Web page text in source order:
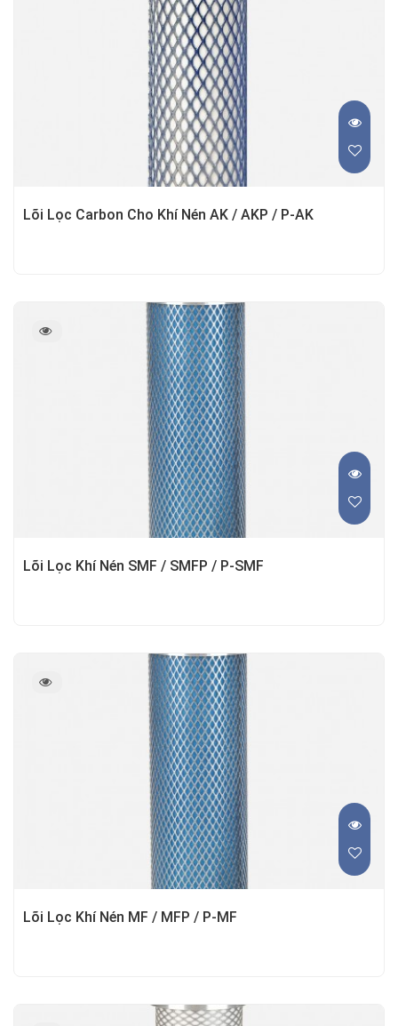
Lõi Lọc Carbon Cho Khí Nén AK / AKP / P-AK
Lõi Lọc Khí Nén SMF / SMFP / P-SMF
Lõi Lọc Khí Nén MF / MFP / P-MF